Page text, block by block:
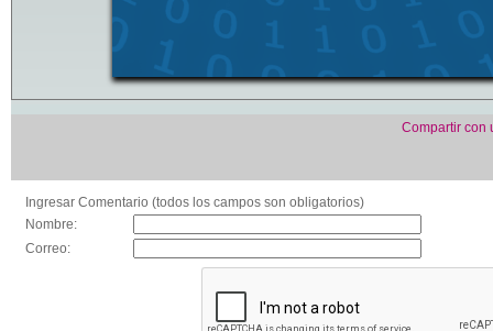
Compartir con
Ingresar Comentario (todos los campos son obligatorios)
Nombre:
Correo: